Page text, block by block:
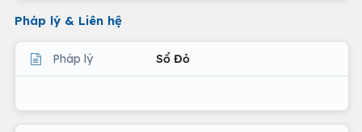
Pháp lý & Liên hệ
Pháp lý Sổ Đỏ